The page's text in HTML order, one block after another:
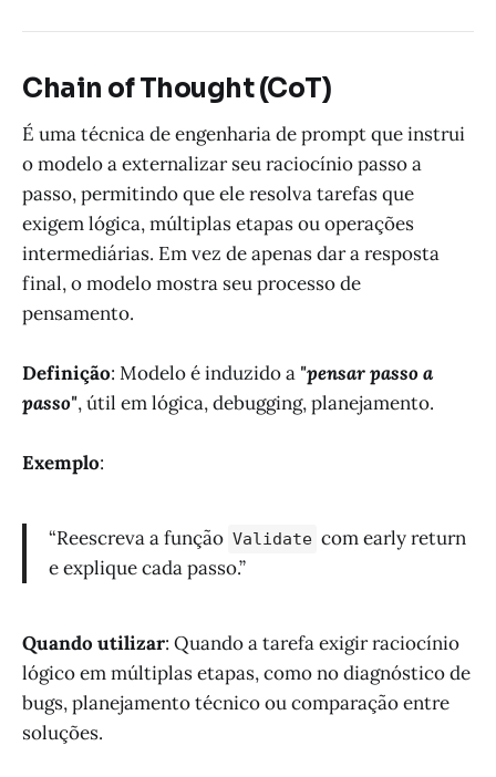
Chain of Thought (CoT)
É uma técnica de engenharia de prompt que instrui
o modelo a externalizar seu raciocínio passo a
passo, permitindo que ele resolva tarefas que
exigem lógica, múltiplas etapas ou operações
intermediárias. Em vez de apenas dar a resposta
final, o modelo mostra seu processo de
pensamento.
Definição: Modelo é induzido a "pensar passo a
passo", útil em lógica, debugging, planejamento.
Exemplo:
“Reescreva a função Validate com early return
e explique cada passo.”
Quando utilizar: Quando a tarefa exigir raciocínio
lógico em múltiplas etapas, como no diagnóstico de
bugs, planejamento técnico ou comparação entre
soluções.